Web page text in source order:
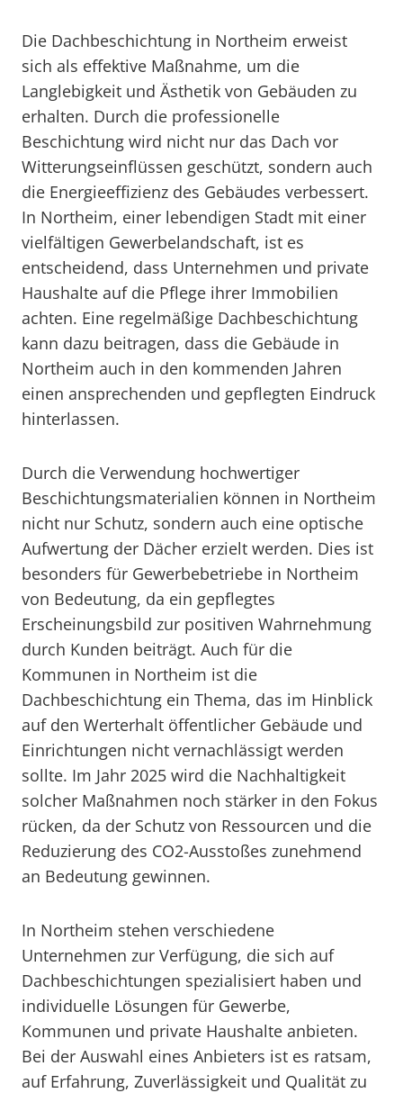
Die Dachbeschichtung in Northeim erweist
sich als effektive Maßnahme, um die
Langlebigkeit und Ästhetik von Gebäuden zu
erhalten. Durch die professionelle
Beschichtung wird nicht nur das Dach vor
Witterungseinflüssen geschützt, sondern auch
die Energieeffizienz des Gebäudes verbessert.
In Northeim, einer lebendigen Stadt mit einer
vielfältigen Gewerbelandschaft, ist es
entscheidend, dass Unternehmen und private
Haushalte auf die Pflege ihrer Immobilien
achten. Eine regelmäßige Dachbeschichtung
kann dazu beitragen, dass die Gebäude in
Northeim auch in den kommenden Jahren
einen ansprechenden und gepflegten Eindruck
hinterlassen.
Durch die Verwendung hochwertiger
Beschichtungsmaterialien können in Northeim
nicht nur Schutz, sondern auch eine optische
Aufwertung der Dächer erzielt werden. Dies ist
besonders für Gewerbebetriebe in Northeim
von Bedeutung, da ein gepflegtes
Erscheinungsbild zur positiven Wahrnehmung
durch Kunden beiträgt. Auch für die
Kommunen in Northeim ist die
Dachbeschichtung ein Thema, das im Hinblick
auf den Werterhalt öffentlicher Gebäude und
Einrichtungen nicht vernachlässigt werden
sollte. Im Jahr 2025 wird die Nachhaltigkeit
solcher Maßnahmen noch stärker in den Fokus
rücken, da der Schutz von Ressourcen und die
Reduzierung des CO2-Ausstoßes zunehmend
an Bedeutung gewinnen.
In Northeim stehen verschiedene
Unternehmen zur Verfügung, die sich auf
Dachbeschichtungen spezialisiert haben und
individuelle Lösungen für Gewerbe,
Kommunen und private Haushalte anbieten.
Bei der Auswahl eines Anbieters ist es ratsam,
auf Erfahrung, Zuverlässigkeit und Qualität zu